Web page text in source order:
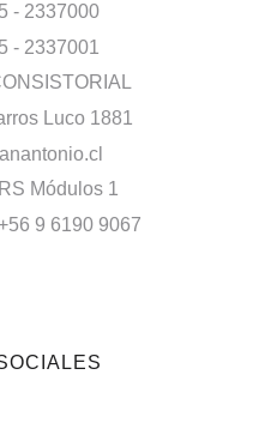
- 2337000
- 2337001
Luco 1881
Módulos 1
9 6190 9067